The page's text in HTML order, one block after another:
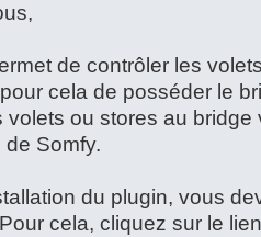
de contrôler les
cela de posséder le
volets ou stores au bridge
Somfy.
du plugin, vous
cela, cliquez sur le